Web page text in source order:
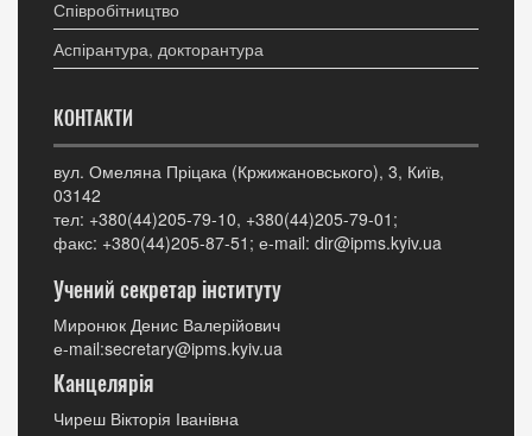
Співробітництво
Аспірантура, докторантура
КОНТАКТИ
вул. Омеляна Пріцака (Кржижановського), 3, Київ,
03142
тел: +380(44)205-79-10, +380(44)205-79-01;
факс: +380(44)205-87-51; е-mail: dir@ipms.kyiv.ua
Учений секретар інституту
Миронюк Денис Валерійович
е-mail:secretary@ipms.kyiv.ua
Канцелярія
Чиреш Вікторія Іванівна